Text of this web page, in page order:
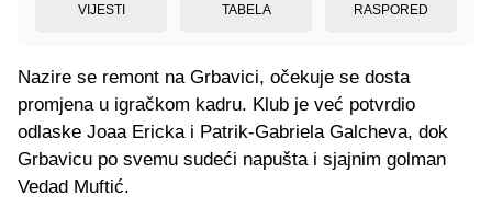
VIJESTI TABELA RASPORED
Nazire se remont na Grbavici, očekuje se dosta
promjena u igračkom kadru. Klub je već potvrdio
odlaske Joaa Ericka i Patrik-Gabriela Galcheva, dok
Grbavicu po svemu sudeći napušta i sjajnim golman
Vedad Muftić.